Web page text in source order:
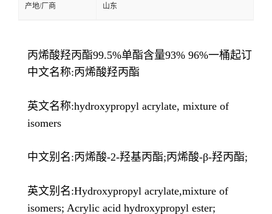
产地/厂商 山东
丙烯酸羟丙酯99.5%单酯含量93% 96%一桶起订
中文名称:丙烯酸羟丙酯
英文名称:hydroxypropyl acrylate, mixture of
isomers
中文别名:丙烯酸-2-羟基丙酯;丙烯酸-β-羟丙酯;
英文别名:Hydroxypropyl acrylate,mixture of
isomers; Acrylic acid hydroxypropyl ester;